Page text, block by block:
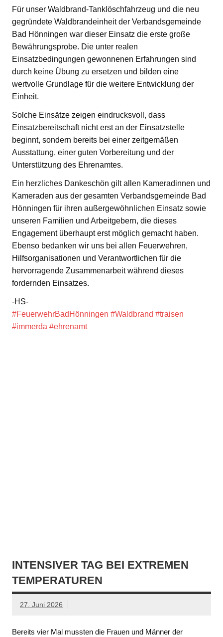
Für unser Waldbrand-Tanklöschfahrzeug und die neu
gegründete Waldbrandeinheit der Verbandsgemeinde
Bad Hönningen war dieser Einsatz die erste große
Bewährungsprobe. Die unter realen
Einsatzbedingungen gewonnenen Erfahrungen sind
durch keine Übung zu ersetzen und bilden eine
wertvolle Grundlage für die weitere Entwicklung der
Einheit.
Solche Einsätze zeigen eindrucksvoll, dass
Einsatzbereitschaft nicht erst an der Einsatzstelle
beginnt, sondern bereits bei einer zeitgemäßen
Ausstattung, einer guten Vorbereitung und der
Unterstützung des Ehrenamtes.
Ein herzliches Dankeschön gilt allen Kameradinnen und
Kameraden aus der gesamten Verbandsgemeinde Bad
Hönningen für ihren außergewöhnlichen Einsatz sowie
unseren Familien und Arbeitgebern, die dieses
Engagement überhaupt erst möglich gemacht haben.
Ebenso bedanken wir uns bei allen Feuerwehren,
Hilfsorganisationen und Verantwortlichen für die
hervorragende Zusammenarbeit während dieses
fordernden Einsatzes.
-HS-
#FeuerwehrBadHönningen #Waldbrand #traisen
#immerda #ehrenamt
INTENSIVER TAG BEI EXTREMEN
TEMPERATUREN
27. Juni 2026
Bereits vier Mal mussten die Frauen und Männer der